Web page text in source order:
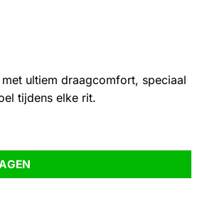
ultiem draagcomfort, speciaal
tijdens elke rit.